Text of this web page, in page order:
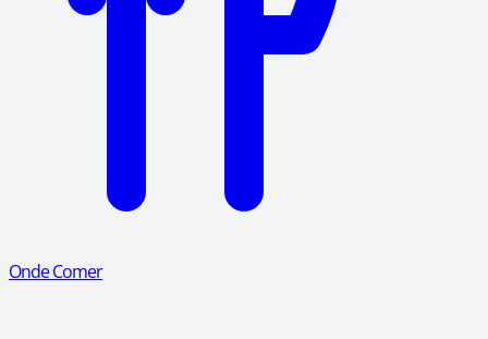
Onde Comer